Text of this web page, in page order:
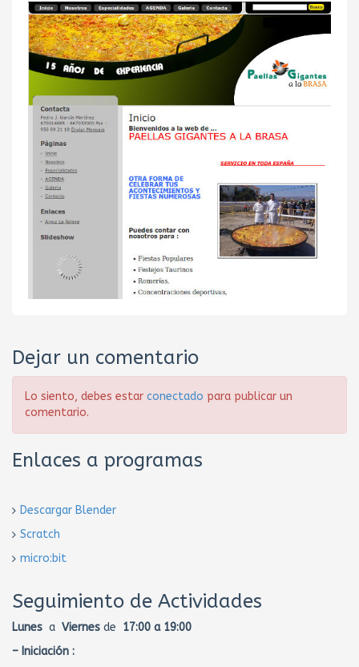
Dejar un comentario
Lo siento, debes estar conectado para publicar un
comentario.
Enlaces a programas
Descargar Blender
Scratch
micro:bit
Seguimiento de Actividades
Lunes a Viernes de 17:00 a 19:00
– Iniciación :